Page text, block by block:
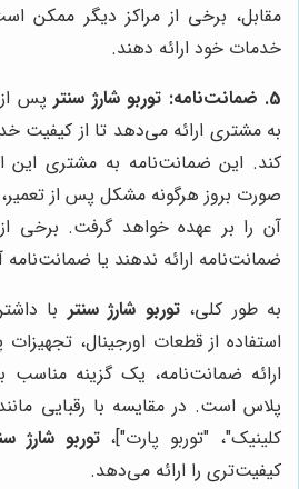
مقابل، برخی از مراکز دیگر ممکن
خدمات خود ارائه دهند.
5. ضمانت‌نامه:
توربو شارژ سنتر پس
به مشتری ارائه می‌دهد تا از کیفیت
کند. این ضمانت‌نامه به مشتری این
صورت بروز هرگونه مشکل پس از تعمیر،
آن را بر عهده خواهد گرفت. برخی
ضمانت‌نامه ارائه ندهند یا
به طور کلی،توربو شارژ سنتر با
استفاده از قطعات اورجینال،
ارائه ضمانت‌نامه، یک گزینه مناسب
پلاس است. در مقایسه با رقبایی
کلینیک"، "توربو پارت"]،توربو شارژ
کیفیت‌تری را ارائه می‌دهد.